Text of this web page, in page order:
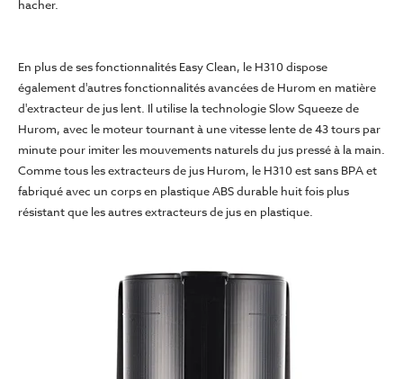
hacher.
En plus de ses fonctionnalités Easy Clean, le H310 dispose
également d'autres fonctionnalités avancées de Hurom en matière
d'extracteur de jus lent. Il utilise la technologie Slow Squeeze de
Hurom, avec le moteur tournant à une vitesse lente de 43 tours par
minute pour imiter les mouvements naturels du jus pressé à la main.
Comme tous les extracteurs de jus Hurom, le H310 est sans BPA et
fabriqué avec un corps en plastique ABS durable huit fois plus
résistant que les autres extracteurs de jus en plastique.